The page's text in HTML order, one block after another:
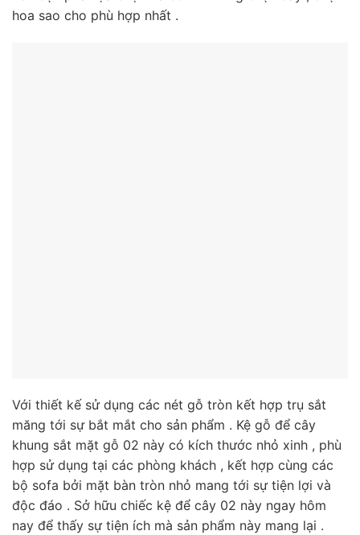
hoa sao cho phù hợp nhất .
Với thiết kế sử dụng các nét gỗ tròn kết hợp trụ sắt
măng tới sự bắt mắt cho sản phẩm . Kệ gỗ để cây
khung sắt mặt gỗ 02 này có kích thước nhỏ xinh , phù
hợp sử dụng tại các phòng khách , kết hợp cùng các
bộ sofa bởi mặt bàn tròn nhỏ mang tới sự tiện lợi và
độc đáo . Sở hữu chiếc kệ để cây 02 này ngay hôm
nay để thấy sự tiện ích mà sản phẩm này mang lại .